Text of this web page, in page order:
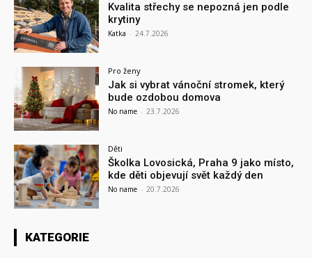
Kvalita střechy se nepozná jen podle
krytiny
Katka - 24.7.2026
Pro ženy
Jak si vybrat vánoční stromek, který
bude ozdobou domova
No name - 23.7.2026
Děti
Školka Lovosická, Praha 9 jako místo,
kde děti objevují svět každý den
No name - 20.7.2026
KATEGORIE